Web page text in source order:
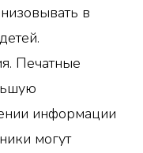
в
Печатные
информации
могут